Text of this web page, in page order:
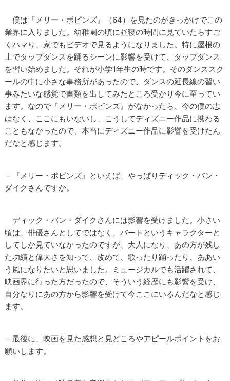
僕は『メリー・ポピンズ』（64）を見たのがきっかけでこの
業界に入りました。幼稚園の頃に昼寝の時間に見ていたらすご
くハマり、家でもビデオで見るようになりました。特に屋根の
上でタップダンスを踊るシーンに影響を受けて、タップダンス
を習い始めました。それが小学1年生の時です。そのダンススク
ールの中に小さな事務所があったので、ダンスの延長線の習い
事みたいな感覚で書類を出してみたところ受かり今に至ってい
ます。なので『メリー・ポビンズ』がなかったら、今の僕の志
はなく、ここにもいないし、こうしてディズニー作品に携わる
こともなかったので、本当にディズニー作品に影響を受けたん
だなと感じます。
－『メリー・ポピンズ』といえば、やっぱりディック・バン・
ダイクさんですか。
ディック・バン・ダイクさんには影響を受けました。小さい
頃は、俳優さんとしてではなく、バートというキャラクターと
してしか見ていなかったのですが、大人になり、あの方が残し
た功績と偉大さを知って、改めて、歌ったり踊ったり、ああい
う風になりたいと思いました。ミュージカルでも活躍されて、
映画界に行った方だったので、そういう経歴にも影響を受け、
自分なりにあの方から影響を受けて今ここにいるんだなと感じ
ます。
－最後に、映画を見た感想と見どころやアピールポイントをお
願いします。